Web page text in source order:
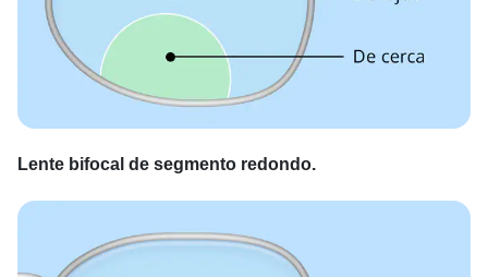
Lente bifocal de segmento redondo.